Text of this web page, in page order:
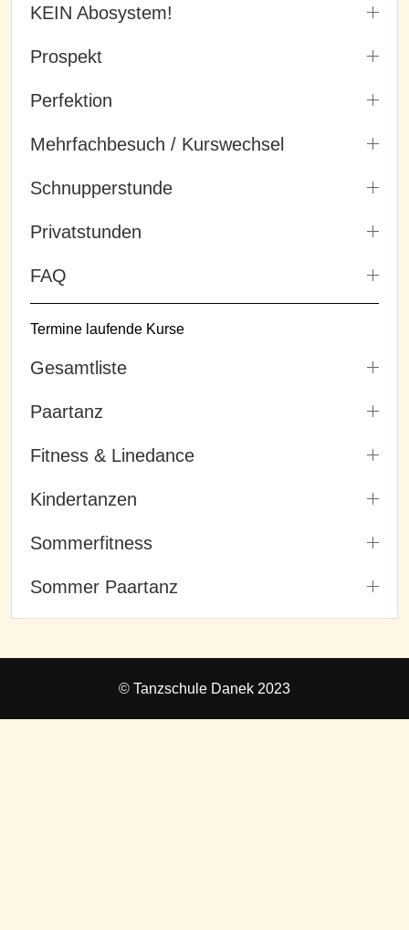
KEIN Abosystem!
Prospekt
Perfektion
Mehrfachbesuch / Kurswechsel
Schnupperstunde
Privatstunden
FAQ
Termine laufende Kurse
Gesamtliste
Paartanz
Fitness & Linedance
Kindertanzen
Sommerfitness
Sommer Paartanz
© Tanzschule Danek 2023